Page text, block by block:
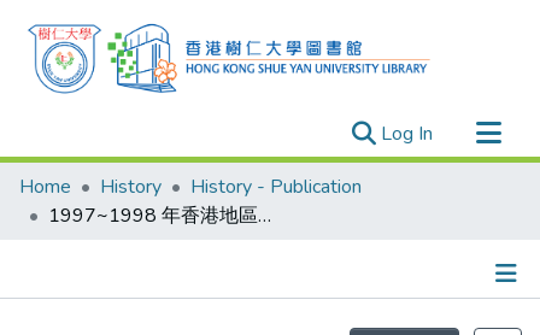
Log In (current)
Research Outputs
Researchers
Projects
Home History
History - Publication
1997~1998 年香港地區唐代學術研究概況